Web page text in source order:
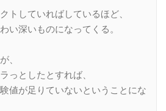
トしていればしているほど、
い深いものになってくる。
、
っとしたとすれば、
値が足りていないということにな